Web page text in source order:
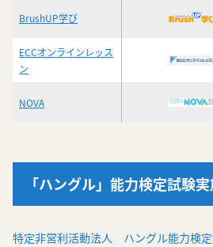
BrushUP学び
ECCオンラインレッス
ン
NOVA
「ハングル」能力検定試験
特定非営利活動法人 ハングル能力検